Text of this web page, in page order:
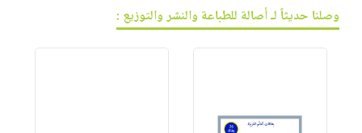
وصلنا حديثاً لـ أصالة للطباعة والنشر والتوزيع :